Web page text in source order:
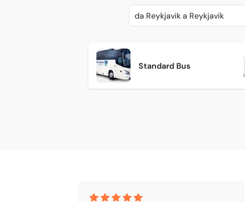
da Reykjavik a Reykjavik
Standard Bus